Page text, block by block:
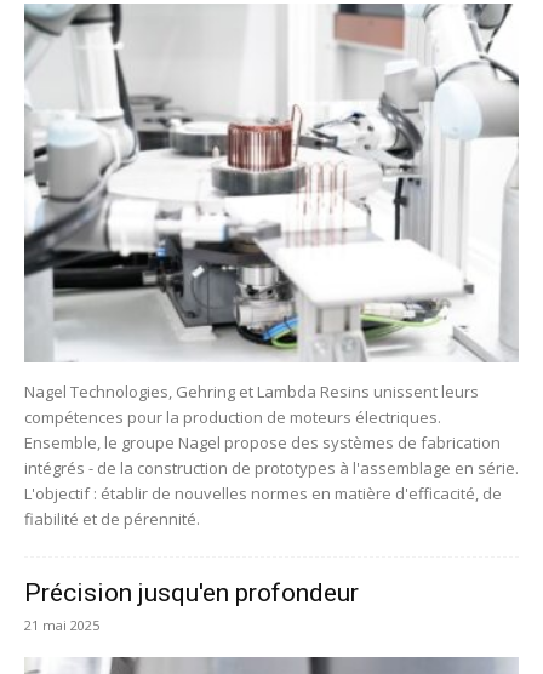
Nagel Technologies, Gehring et Lambda Resins unissent leurs
compétences pour la production de moteurs électriques.
Ensemble, le groupe Nagel propose des systèmes de fabrication
intégrés - de la construction de prototypes à l'assemblage en série.
L'objectif : établir de nouvelles normes en matière d'efficacité, de
fiabilité et de pérennité.
Précision jusqu'en profondeur
21 mai 2025